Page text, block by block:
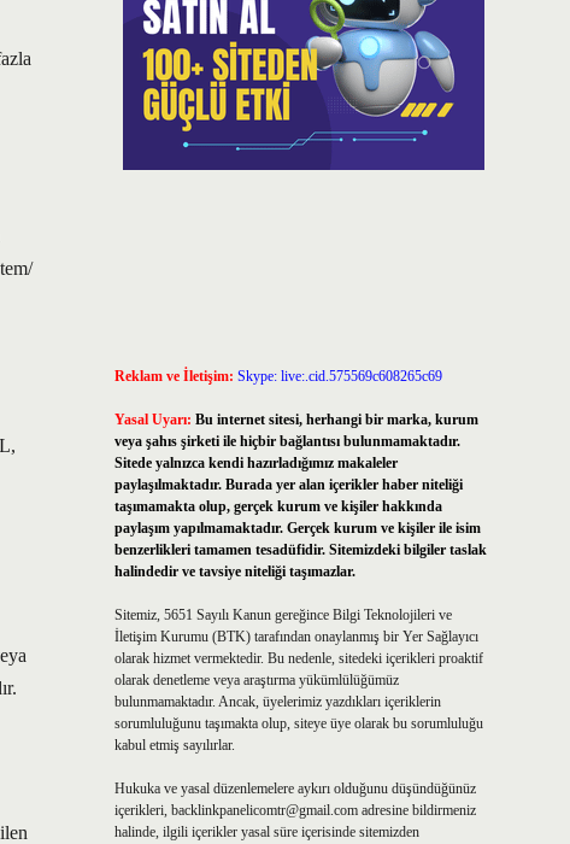
Reklam ve İletişim: Skype: live:.cid.575569c608265c69
Yasal Uyarı: Bu internet sitesi, herhangi bir marka, kurum
veya şahıs şirketi ile hiçbir bağlantısı bulunmamaktadır.
Sitede yalnızca kendi hazırladığımız makaleler
paylaşılmaktadır. Burada yer alan içerikler haber niteliği
taşımamakta olup, gerçek kurum ve kişiler hakkında
paylaşım yapılmamaktadır. Gerçek kurum ve kişiler ile isim
benzerlikleri tamamen tesadüfidir. Sitemizdeki bilgiler taslak
halindedir ve tavsiye niteliği taşımazlar.
Sitemiz, 5651 Sayılı Kanun gereğince Bilgi Teknolojileri ve
İletişim Kurumu (BTK) tarafından onaylanmış bir Yer Sağlayıcı
olarak hizmet vermektedir. Bu nedenle, sitedeki içerikleri proaktif
olarak denetleme veya araştırma yükümlülüğümüz
bulunmamaktadır. Ancak, üyelerimiz yazdıkları içeriklerin
sorumluluğunu taşımakta olup, siteye üye olarak bu sorumluluğu
kabul etmiş sayılırlar.
Hukuka ve yasal düzenlemelere aykırı olduğunu düşündüğünüz
içerikleri, backlinkpanelicomtr@gmail.comadresine bildirmeniz
halinde, ilgili içerikler yasal süre içerisinde sitemizden